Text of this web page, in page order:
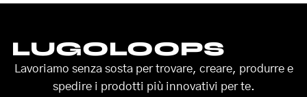
LUGOLOOPS
Lavoriamo senza sosta per trovare, creare, produrre e
spedire i prodotti più innovativi per te.